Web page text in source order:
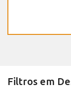
Filtros em